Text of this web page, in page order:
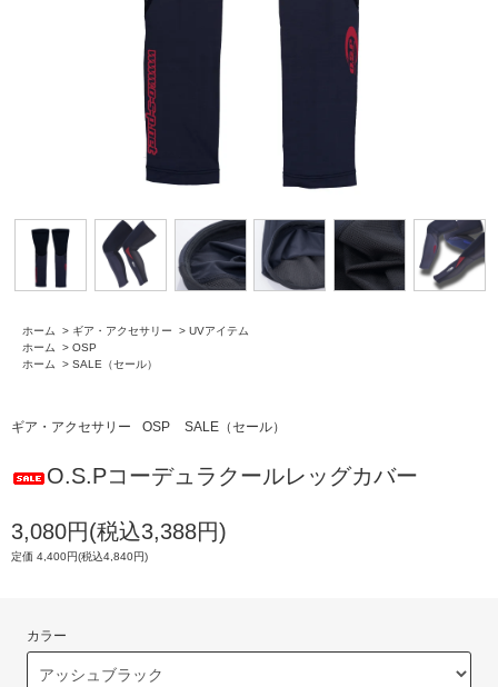
ホーム > ギア・アクセサリー > UVアイテム
ホーム
> OSP
ホーム
> SALE（セール）
ギア・アクセサリー OSP SALE（セール）
O.S.Pコーデュラクールレッグカバー
3,080円(税込3,388円)
定価 4,400円(税込4,840円)
カラー